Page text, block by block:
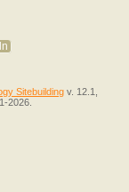
Sitebuilding v. 12.1,
2026.